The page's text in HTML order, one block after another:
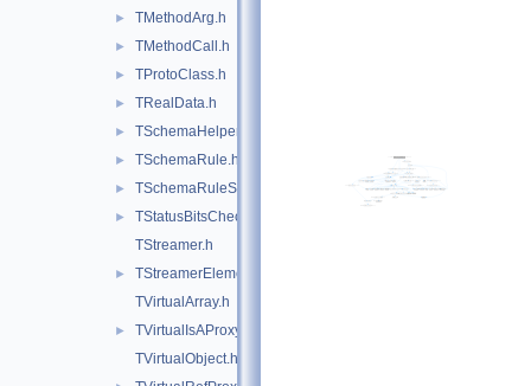
► TMethodArg.h
► TMethodCall.h
► TProtoClass.h
► TRealData.h
► TSchemaHelper.h
► TSchemaRule.h
► TSchemaRuleSet.h
►
TStatusBitsChecker.h
TStreamer.h
►
TStreamerElement.h
TVirtualArray.h
►
TVirtualIsAProxy.h
TVirtualObject.h